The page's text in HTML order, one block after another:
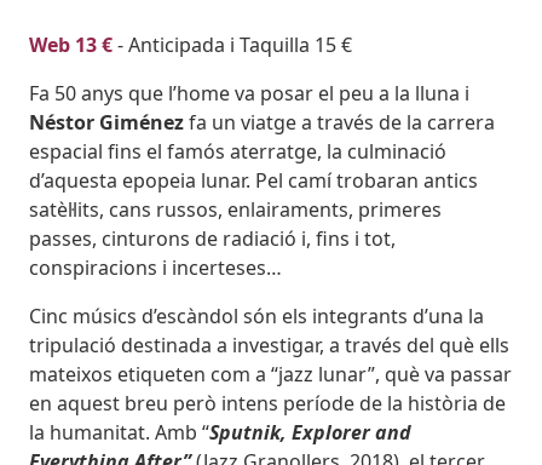
Body
Web 13 €- Anticipada i Taquilla 15 €
Fa 50 anys que l’home va posar el peu a la lluna i
Néstor Giménezfa un viatge a través de la carrera
espacial fins el famós aterratge, la culminació
d’aquesta epopeia lunar. Pel camí trobaran antics
satèl·lits, cans russos, enlairaments, primeres
passes, cinturons de radiació i, fins i tot,
conspiracions i incerteses…
Cinc músics d’escàndol són els integrants d’una la
tripulació destinada a investigar, a través del què ells
mateixos etiqueten com a “jazz lunar”, què va passar
en aquest breu però intens període de la història de
la humanitat. Amb “Sputnik, Explorer and